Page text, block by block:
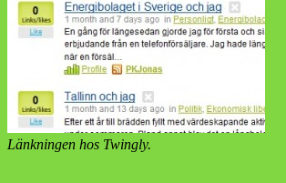
Länkningen hos Twingly.